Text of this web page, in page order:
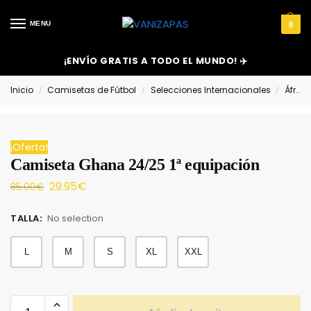
MENU 0
¡ENVÍO GRATIS A TODO EL MUNDO! ✈️
Inicio / Camisetas de Fútbol / Selecciones Internacionales / África
¡Oferta!
Camiseta Ghana 24/25 1ª equipación
85.00€ 29.95€
TALLA: No selection
L M S XL XXL